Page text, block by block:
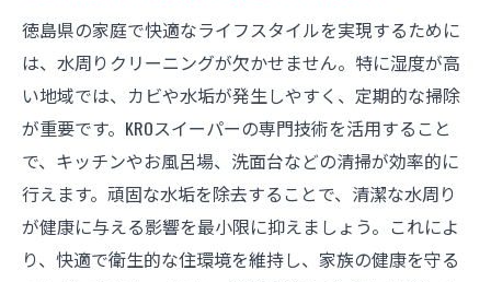
徳島県の家庭で快適なライフスタイルを実現するために
は、水周りクリーニングが欠かせません。特に湿度が高
い地域では、カビや水垢が発生しやすく、定期的な掃除
が重要です。KROスイーパーの専門技術を活用すること
で、キッチンやお風呂場、洗面台などの清掃が効率的に
行えます。頑固な水垢を除去することで、清潔な水周り
が健康に与える影響を最小限に抑えましょう。これによ
り、快適で衛生的な住環境を維持し、家族の健康を守る